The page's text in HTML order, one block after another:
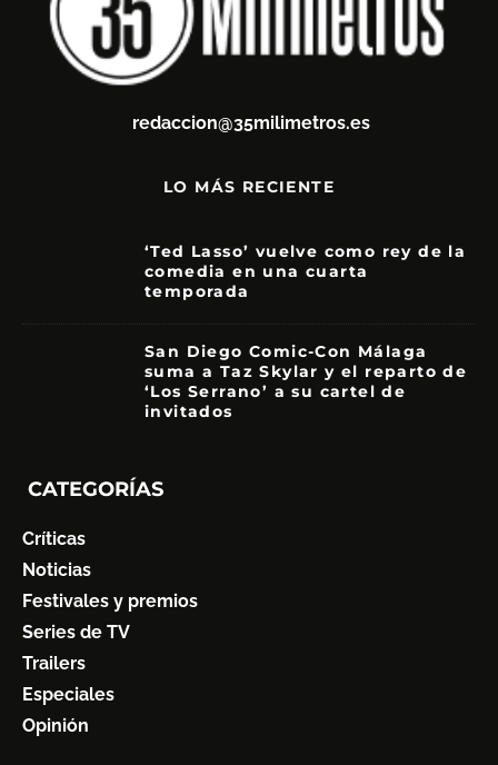
redaccion@35milimetros.es
LO MÁS RECIENTE
‘Ted Lasso’ vuelve como rey de la
comedia en una cuarta
temporada
San Diego Comic-Con Málaga
suma a Taz Skylar y el reparto de
‘Los Serrano’ a su cartel de
invitados
CATEGORÍAS
Críticas
Noticias
Festivales y premios
Series de TV
Trailers
Especiales
Opinión